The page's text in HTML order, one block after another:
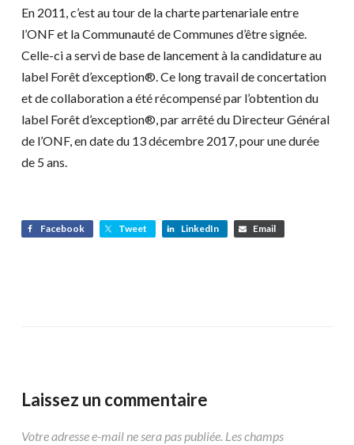
En 2011, c’est au tour de la charte partenariale entre
l’ONF et la Communauté de Communes d’être signée.
Celle-ci a servi de base de lancement à la candidature au
label Forêt d’exception®. Ce long travail de concertation
et de collaboration a été récompensé par l’obtention du
label Forêt d’exception®, par arrêté du Directeur Général
de l’ONF, en date du 13 décembre 2017, pour une durée
de 5 ans.
Facebook Tweet LinkedIn Email
Laissez un commentaire
Votre adresse e-mail ne sera pas publiée. Les champs